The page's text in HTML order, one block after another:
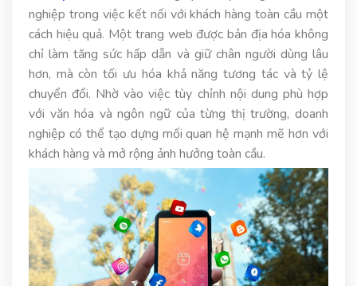
nghiệp trong việc kết nối với khách hàng toàn cầu một
cách hiệu quả. Một trang web được bản địa hóa không
chỉ làm tăng sức hấp dẫn và giữ chân người dùng lâu
hơn, mà còn tối ưu hóa khả năng tương tác và tỷ lệ
chuyển đổi. Nhờ vào việc tùy chỉnh nội dung phù hợp
với văn hóa và ngôn ngữ của từng thị trường, doanh
nghiệp có thể tạo dựng mối quan hệ mạnh mẽ hơn với
khách hàng và mở rộng ảnh hưởng toàn cầu.